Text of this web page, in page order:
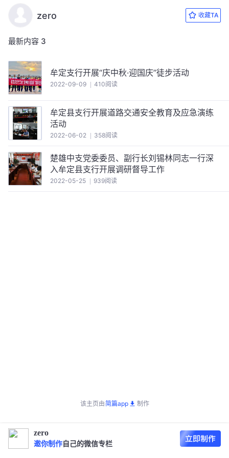
zero 收藏TA
最新内容 3
牟定支行开展“庆中秋·迎国庆”徒步活动
2022-09-09 410阅读
牟定县支行开展道路交通安全教育及应急演练
活动
2022-06-02 358阅读
楚雄中支党委委员、副行长刘锡林同志一行深
入牟定县支行开展调研督导工作
2022-05-25 939阅读
该主页由简篇app 制作
zero
邀你制作 自己的微信专栏